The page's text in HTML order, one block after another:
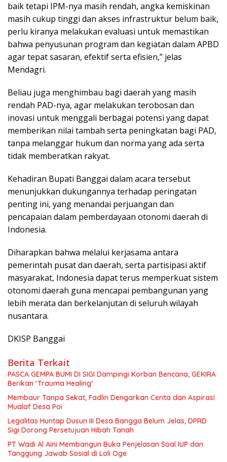
baik tetapi IPM-nya masih rendah, angka kemiskinan
masih cukup tinggi dan akses infrastruktur belum baik,
perlu kiranya melakukan evaluasi untuk memastikan
bahwa penyusunan program dan kegiatan dalam APBD
agar tepat sasaran, efektif serta efisien,” jelas
Mendagri.
Beliau juga menghimbau bagi daerah yang masih
rendah PAD-nya, agar melakukan terobosan dan
inovasi untuk menggali berbagai potensi yang dapat
memberikan nilai tambah serta peningkatan bagi PAD,
tanpa melanggar hukum dan norma yang ada serta
tidak memberatkan rakyat.
Kehadiran Bupati Banggai dalam acara tersebut
menunjukkan dukungannya terhadap peringatan
penting ini, yang menandai perjuangan dan
pencapaian dalam pemberdayaan otonomi daerah di
Indonesia.
Diharapkan bahwa melalui kerjasama antara
pemerintah pusat dan daerah, serta partisipasi aktif
masyarakat, Indonesia dapat terus memperkuat sistem
otonomi daerah guna mencapai pembangunan yang
lebih merata dan berkelanjutan di seluruh wilayah
nusantara.
DKISP Banggai
Berita Terkait
PASCA GEMPA BUMI DI SIGI Dampingi Korban Bencana, GEKIRA
Berikan ‘Trauma Healing’
Membaur Tanpa Sekat, Fadlin Dengarkan Cerita dan Aspirasi
Mualaf Desa Poi
Legalitas Huntap Dusun III Desa Bangga Belum Jelas, DPRD
Sigi Dorong Persetujuan Hibah Tanah
PT Wadi Al Aini Membangun Buka Penjelasan Soal IUP dan
Tanggung Jawab Sosial di Loli Oge